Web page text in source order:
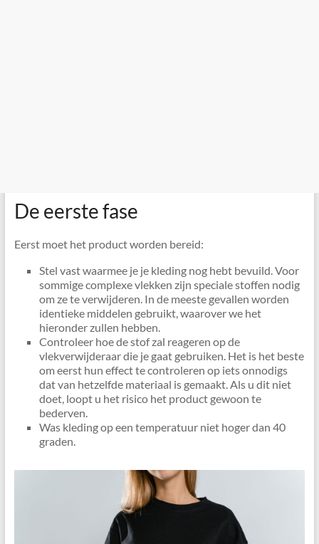
De eerste fase
Eerst moet het product worden bereid:
Stel vast waarmee je je kleding nog hebt bevuild. Voor
sommige complexe vlekken zijn speciale stoffen nodig
om ze te verwijderen. In de meeste gevallen worden
identieke middelen gebruikt, waarover we het
hieronder zullen hebben.
Controleer hoe de stof zal reageren op de
vlekverwijderaar die je gaat gebruiken. Het is het beste
om eerst hun effect te controleren op iets onnodigs
dat van hetzelfde materiaal is gemaakt. Als u dit niet
doet, loopt u het risico het product gewoon te
bederven.
Was kleding op een temperatuur niet hoger dan 40
graden.